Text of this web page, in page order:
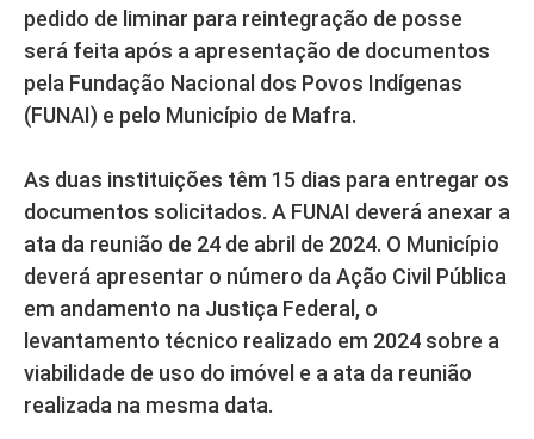
pedido de liminar para reintegração de posse
será feita após a apresentação de documentos
pela Fundação Nacional dos Povos Indígenas
(FUNAI) e pelo Município de Mafra.
As duas instituições têm 15 dias para entregar os
documentos solicitados. A FUNAI deverá anexar a
ata da reunião de 24 de abril de 2024. O Município
deverá apresentar o número da Ação Civil Pública
em andamento na Justiça Federal, o
levantamento técnico realizado em 2024 sobre a
viabilidade de uso do imóvel e a ata da reunião
realizada na mesma data.